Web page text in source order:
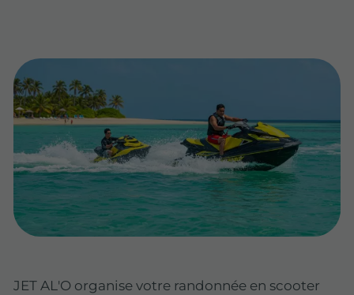
JET AL'O organise votre randonnée en scooter